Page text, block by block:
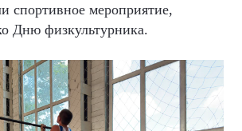
спортивное мероприятие,
Дню физкультурника.